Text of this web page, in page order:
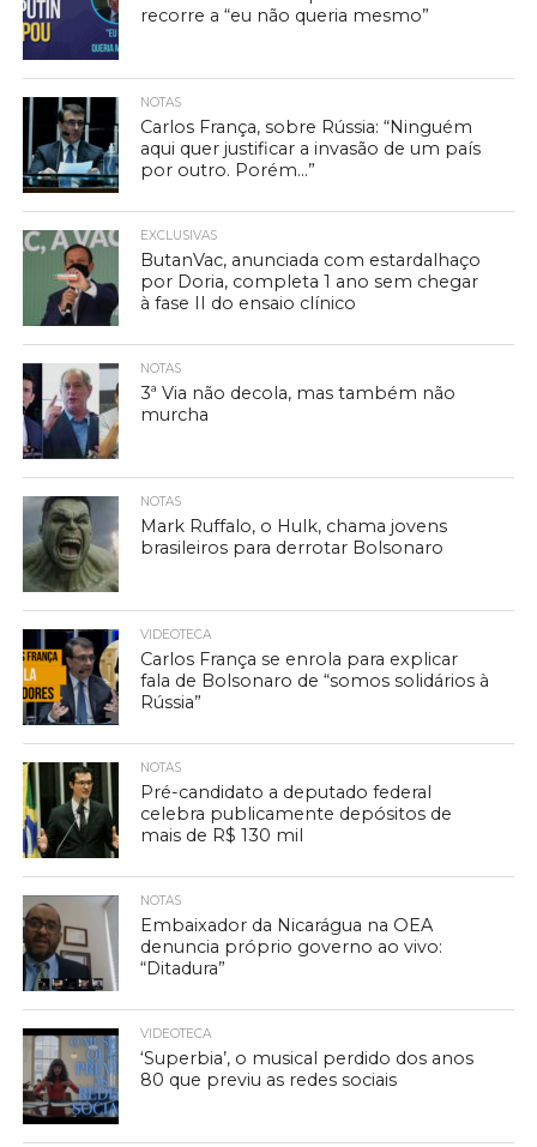
recorre a “eu não queria mesmo”
NOTAS
Carlos França, sobre Rússia: “Ninguém
aqui quer justificar a invasão de um país
por outro. Porém…”
EXCLUSIVAS
ButanVac, anunciada com estardalhaço
por Doria, completa 1 ano sem chegar
à fase II do ensaio clínico
NOTAS
3ª Via não decola, mas também não
murcha
NOTAS
Mark Ruffalo, o Hulk, chama jovens
brasileiros para derrotar Bolsonaro
VIDEOTECA
Carlos França se enrola para explicar
fala de Bolsonaro de “somos solidários à
Rússia”
NOTAS
Pré-candidato a deputado federal
celebra publicamente depósitos de
mais de R$ 130 mil
NOTAS
Embaixador da Nicarágua na OEA
denuncia próprio governo ao vivo:
“Ditadura”
VIDEOTECA
‘Superbia’, o musical perdido dos anos
80 que previu as redes sociais